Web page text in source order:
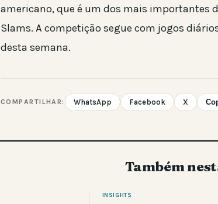
americano, que é um dos mais importantes
Slams. A competição segue com jogos
desta semana.
COMPARTILHAR: WhatsApp Facebook X
Também
INSIGHTS